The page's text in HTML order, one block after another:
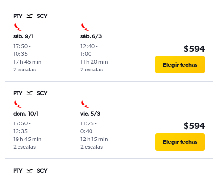
PTY SCY
sáb. 9/1
17:50-
10:35
2 escalas
17 h 45 min
sáb. 6/3
12:40-
1:00
2 escalas
11 h 20 min
$594
Elegir fechas
PTY SCY
dom. 10/1
17:50-
12:35
2 escalas
19 h 45 min
vie. 5/3
11:25-
0:40
2 escalas
12 h 15 min
$594
Elegir fechas
PTY SCY